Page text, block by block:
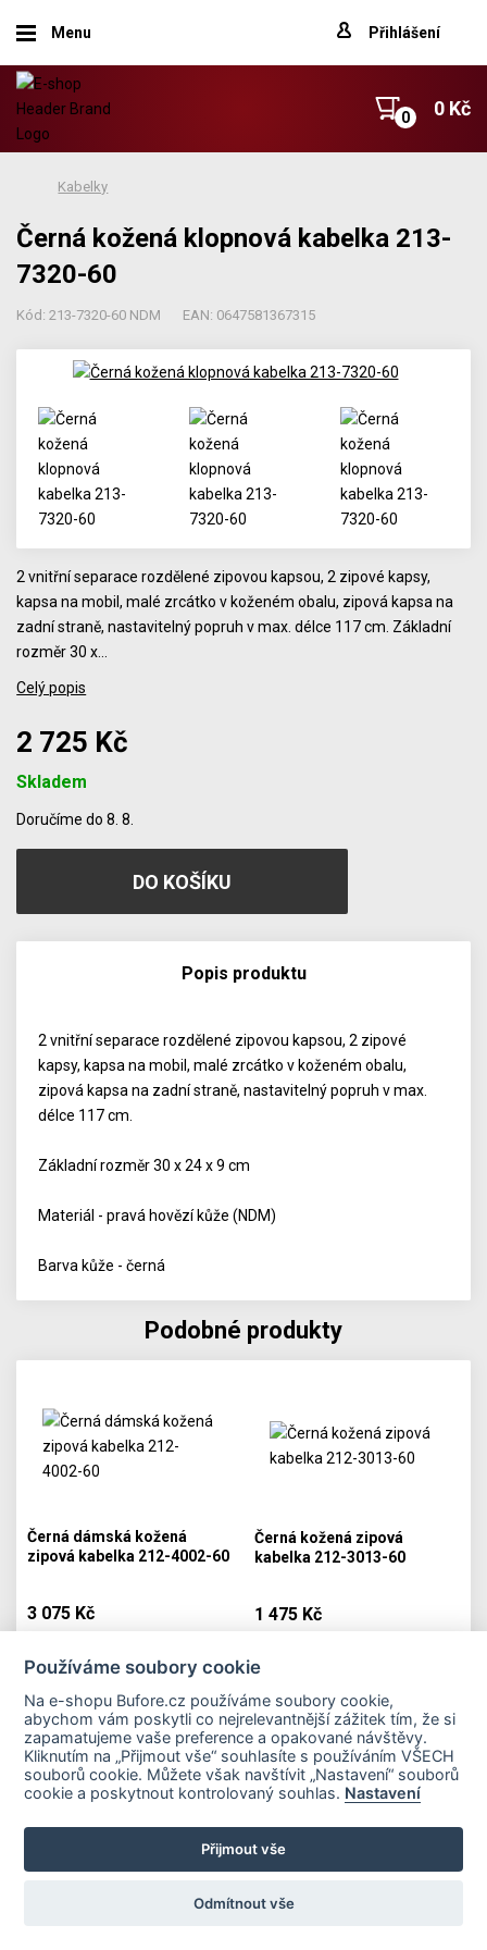
Menu Přihlášení
0 Kč
Kabelky
Černá kožená klopnová kabelka 213-
7320-60
Kód: 213-7320-60 NDM EAN: 0647581367315
2 vnitřní separace rozdělené zipovou kapsou, 2 zipové kapsy,
kapsa na mobil, malé zrcátko v koženém obalu, zipová kapsa na
zadní straně, nastavitelný popruh v max. délce 117 cm. Základní
rozměr 30 x…
Celý popis
2 725 Kč
Skladem
Doručíme do 8. 8.
Popis produktu
2 vnitřní separace rozdělené zipovou kapsou, 2 zipové
kapsy, kapsa na mobil, malé zrcátko v koženém obalu,
zipová kapsa na zadní straně, nastavitelný popruh v max.
délce 117 cm.
Základní rozměr 30 x 24 x 9 cm
Materiál - pravá hovězí kůže (NDM)
Barva kůže - černá
Podobné produkty
Černá dámská kožená
zipová kabelka 212-4002-60
3 075 Kč
Černá kožená zipová
kabelka 212-3013-60
1 475 Kč
Důležité odkazy
© 2026 Copyright Bufore.cz. Všechna práva vyhrazena. E-shop vytvořilo
Používáme soubory cookie
Na e-shopu Bufore.cz používáme soubory cookie,
abychom vám poskytli co nejrelevantnější zážitek tím, že si
zapamatujeme vaše preference a opakované návštěvy.
Kliknutím na „Přijmout vše“ souhlasíte s používáním VŠECH
souborů cookie. Můžete však navštívit „Nastavení“ souborů
cookie a poskytnout kontrolovaný souhlas. Nastavení
Přijmout vše
Odmítnout vše